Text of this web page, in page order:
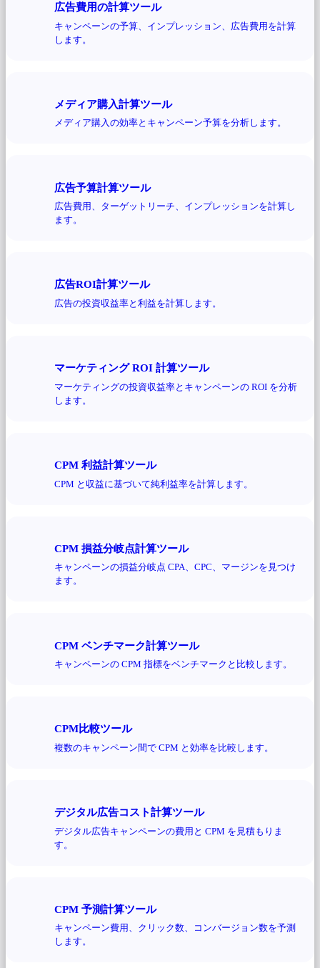
広告費用の計算ツール
キャンペーンの予算、インプレッション、広告費用を計算
します。
メディア購入計算ツール
メディア購入の効率とキャンペーン予算を分析します。
広告予算計算ツール
広告費用、ターゲットリーチ、インプレッションを計算し
ます。
広告ROI計算ツール
広告の投資収益率と利益を計算します。
マーケティング ROI 計算ツール
マーケティングの投資収益率とキャンペーンの ROI を分析
します。
CPM 利益計算ツール
CPM と収益に基づいて純利益率を計算します。
CPM 損益分岐点計算ツール
キャンペーンの損益分岐点 CPA、CPC、マージンを見つけ
ます。
CPM ベンチマーク計算ツール
キャンペーンの CPM 指標をベンチマークと比較します。
CPM比較ツール
複数のキャンペーン間で CPM と効率を比較します。
デジタル広告コスト計算ツール
デジタル広告キャンペーンの費用と CPM を見積もりま
す。
CPM 予測計算ツール
キャンペーン費用、クリック数、コンバージョン数を予測
します。